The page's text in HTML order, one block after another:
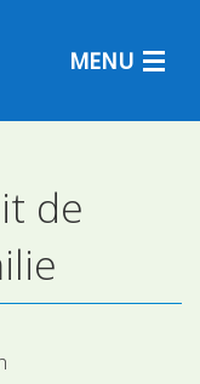
MENU
de